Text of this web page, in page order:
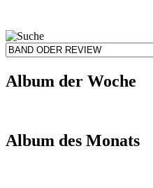
Album der Woche
Album des Monats